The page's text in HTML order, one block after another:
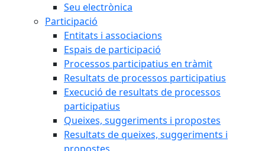
Seu electrònica
Participació
Entitats i associacions
Espais de participació
Processos participatius en tràmit
Resultats de processos participatius
Execució de resultats de processos
participatius
Queixes, suggeriments i propostes
Resultats de queixes, suggeriments i